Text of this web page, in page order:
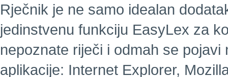
Rječnik je ne samo idealan
jedinstvenu funkciju EasyLex za
nepoznate riječi i odmah se
aplikacije: Internet Explorer,